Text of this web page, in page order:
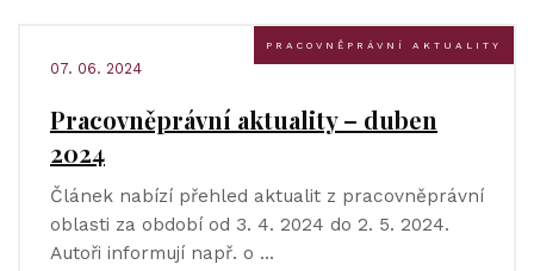
PRACOVNĚPRÁVNÍ AKTUALITY
07. 06. 2024
Pracovněprávní aktuality – duben
2024
Článek nabízí přehled aktualit z pracovněprávní
oblasti za období od 3. 4. 2024 do 2. 5. 2024.
Autoři informují např. o …